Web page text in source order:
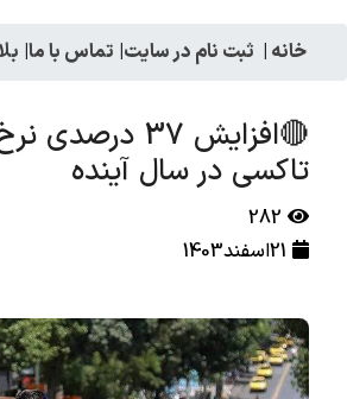
خانه | ثبت نام در سایت| تماس با ما|
🔴افزایش 37
تاکسی در سال آینده
282
21اسفند1403